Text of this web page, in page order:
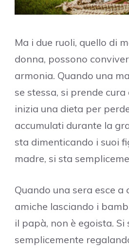
Ma i due ruoli, quello di
donna, possono
armonia. Quando una
se stessa, si prende
inizia una dieta per
accumulati durante la
sta dimenticando i suoi
madre, si sta
Quando una sera esce a
amiche lasciando i
il papà, non è egoista. Si
semplicemente